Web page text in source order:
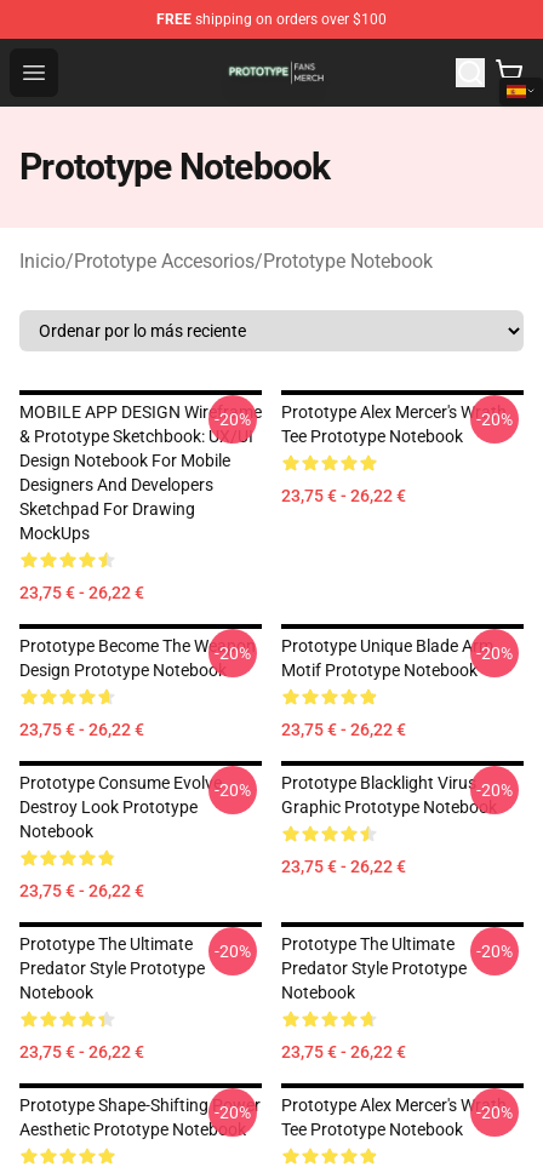
FREE shipping on orders over $100
Open menu
Prototype Shop - Official Prototype Merchandise Store
Prototype Notebook
Inicio/Prototype Accesorios/Prototype Notebook
MOBILE APP DESIGN Wireframe
& Prototype Sketchbook: UX/UI
Design Notebook For Mobile
Designers And Developers
Sketchpad For Drawing
MockUps
23,75 € - 26,22 €
-20%
Prototype Alex Mercer's Wrath
Tee Prototype Notebook
23,75 € - 26,22 €
-20%
Prototype Become The Weapon
Design Prototype Notebook
23,75 € - 26,22 €
-20%
Prototype Unique Blade Arm
Motif Prototype Notebook
23,75 € - 26,22 €
-20%
Prototype Consume Evolve
Destroy Look Prototype
Notebook
23,75 € - 26,22 €
-20%
Prototype Blacklight Virus
Graphic Prototype Notebook
23,75 € - 26,22 €
-20%
Prototype The Ultimate
Predator Style Prototype
Notebook
23,75 € - 26,22 €
-20%
Prototype The Ultimate
Predator Style Prototype
Notebook
23,75 € - 26,22 €
-20%
Prototype Shape-Shifting Power
Aesthetic Prototype Notebook
-20%
Prototype Alex Mercer's Wrath
Tee Prototype Notebook
-20%